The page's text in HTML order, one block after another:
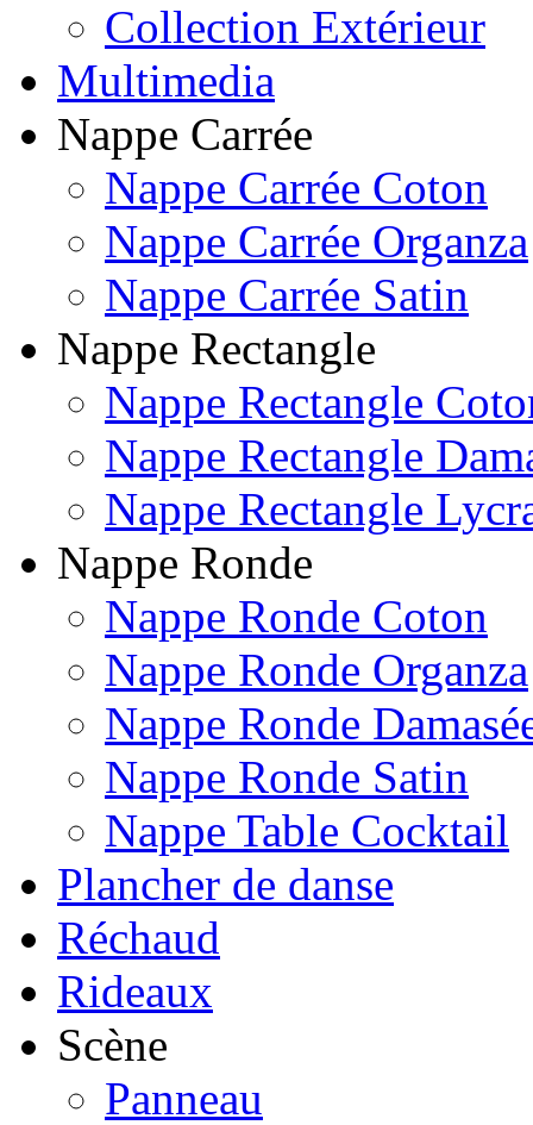
Collection Extérieur
Multimedia
Nappe Carrée
Nappe Carrée Coton
Nappe Carrée Organza
Nappe Carrée Satin
Nappe Rectangle
Nappe Rectangle
Nappe Rectangle
Nappe Rectangle
Nappe Ronde
Nappe Ronde Coton
Nappe Ronde Organza
Nappe Ronde
Nappe Ronde Satin
Nappe Table Cocktail
Plancher de danse
Réchaud
Rideaux
Scène
Panneau